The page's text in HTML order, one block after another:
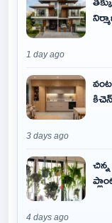
1 day ago
3 days ago
4 days ago